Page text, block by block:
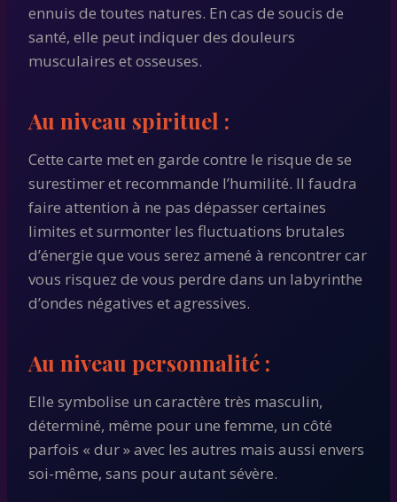
ennuis de toutes natures. En cas de soucis de
santé, elle peut indiquer des douleurs
musculaires et osseuses.
Au niveau spirituel :
Cette carte met en garde contre le risque de se
surestimer et recommande l’humilité. Il faudra
faire attention à ne pas dépasser certaines
limites et surmonter les fluctuations brutales
d’énergie que vous serez amené à rencontrer car
vous risquez de vous perdre dans un labyrinthe
d’ondes négatives et agressives.
Au niveau personnalité :
Elle symbolise un caractère très masculin,
déterminé, même pour une femme, un côté
parfois « dur » avec les autres mais aussi envers
soi-même, sans pour autant sévère.